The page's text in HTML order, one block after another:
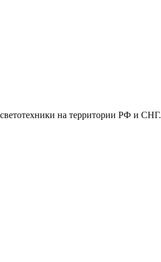
на территории РФ и СНГ.